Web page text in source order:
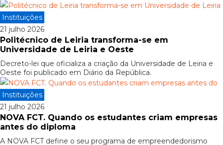
Instituições
21 julho 2026
Politécnico de Leiria transforma-se em
Universidade de Leiria e Oeste
Decreto-lei que oficializa a criação da Universidade de Leiria e
Oeste foi publicado em Diário da República.
Instituições
21 julho 2026
NOVA FCT. Quando os estudantes criam empresas
antes do diploma
A NOVA FCT define o seu programa de empreendedorismo